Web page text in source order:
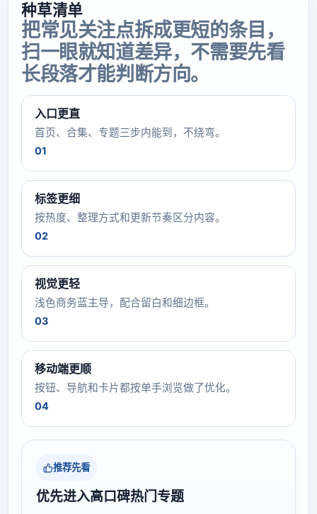
种草清单
把常见关注点拆成更短的条目，
扫一眼就知道差异，不需要先看
长段落才能判断方向。
入口更直
首页、合集、专题三步内能到，不绕弯。
01
标签更细
按热度、整理方式和更新节奏区分内容。
02
视觉更轻
浅色商务蓝主导，配合留白和细边框。
03
移动端更顺
按钮、导航和卡片都按单手浏览做了优化。
04
推荐先看
优先进入高口碑热门专题